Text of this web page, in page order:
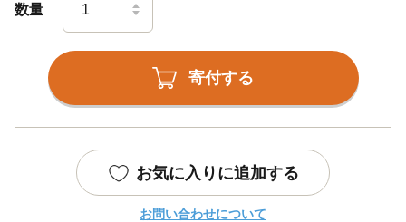
数量
寄付する
お気に入りに追加する
お問い合わせについて